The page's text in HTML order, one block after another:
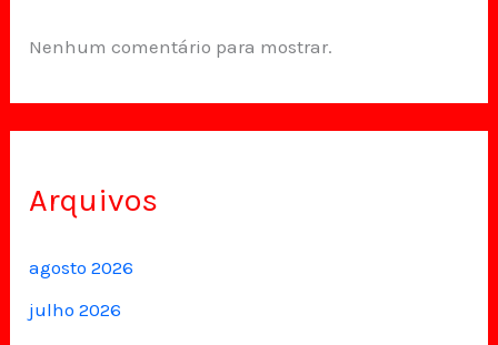
Nenhum comentário para mostrar.
Arquivos
agosto 2026
julho 2026